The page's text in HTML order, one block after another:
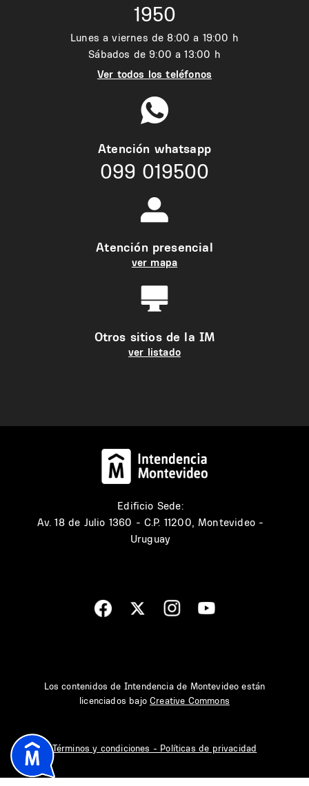
1950
Lunes a viernes de 8:00 a 19:00 h
Sábados de 9:00 a 13:00 h
Ver todos los teléfonos
Atención whatsapp
099 019500
Atención presencial
ver mapa
Otros sitios de la IM
ver listado
Edificio Sede:
Av. 18 de Julio 1360 - C.P. 11200, Montevideo -
Uruguay
Los contenidos de Intendencia de Montevideo están
licenciados bajoCreative Commons
Términos y condiciones - Políticas de privacidad